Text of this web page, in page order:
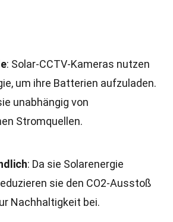
: Solar-CCTV-Kameras nutzen
um ihre Batterien aufzuladen.
unabhängig von
Stromquellen.
: Da sie Solarenergie
sie den CO2-Ausstoß
Nachhaltigkeit bei.